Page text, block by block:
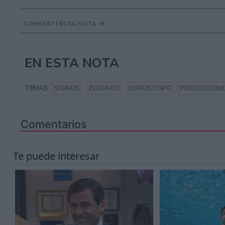
COMPARTÍ ESTA NOTA
EN ESTA NOTA
TEMAS: SIGNOS ZODIACO HOROSCOPO
Comentarios